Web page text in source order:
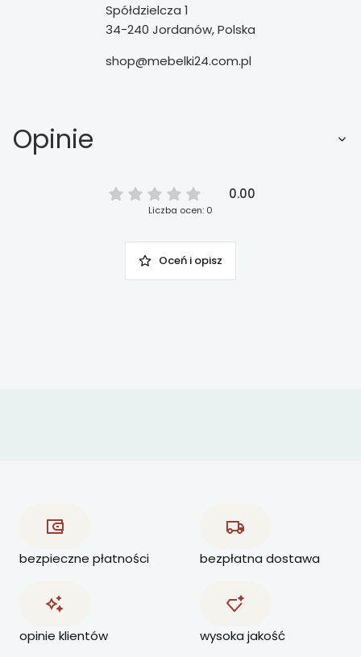
Spółdzielcza 1
34-240 Jordanów, Polska
shop@mebelki24.com.pl
Opinie
0.00
Liczba ocen: 0
Oceń i opisz
bezpieczne płatności bezpłatna dostawa
opinie klientów wysoka jakość